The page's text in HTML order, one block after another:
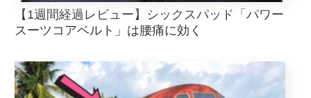
【1週間経過レビュー】シックスパッド「パワー
スーツコアベルト」は腰痛に効く